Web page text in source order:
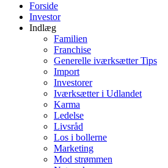
Forside
Investor
Indlæg
Familien
Franchise
Generelle iværksætter Tips
Import
Investorer
Iværksætter i Udlandet
Karma
Ledelse
Livsråd
Los i bollerne
Marketing
Mod strømmen